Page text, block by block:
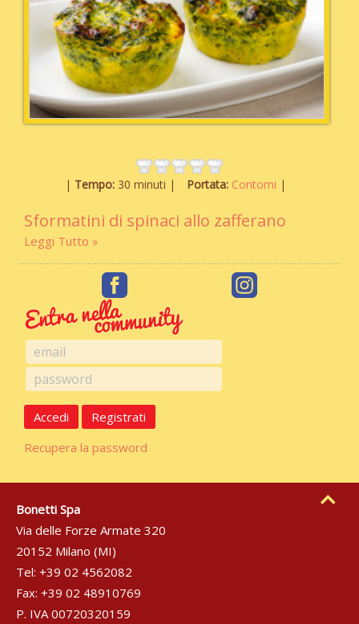
Tempo: 30 minuti Portata: Contorni
Sformatini di spinaci allo zafferano
Leggi Tutto
Accedi
Registrati
Recupera la password
Bonetti Spa
Via delle Forze Armate 320
20152 Milano (MI)
Tel: +39 02 4562082
Fax: +39 02 48910769
P. IVA 00720320159